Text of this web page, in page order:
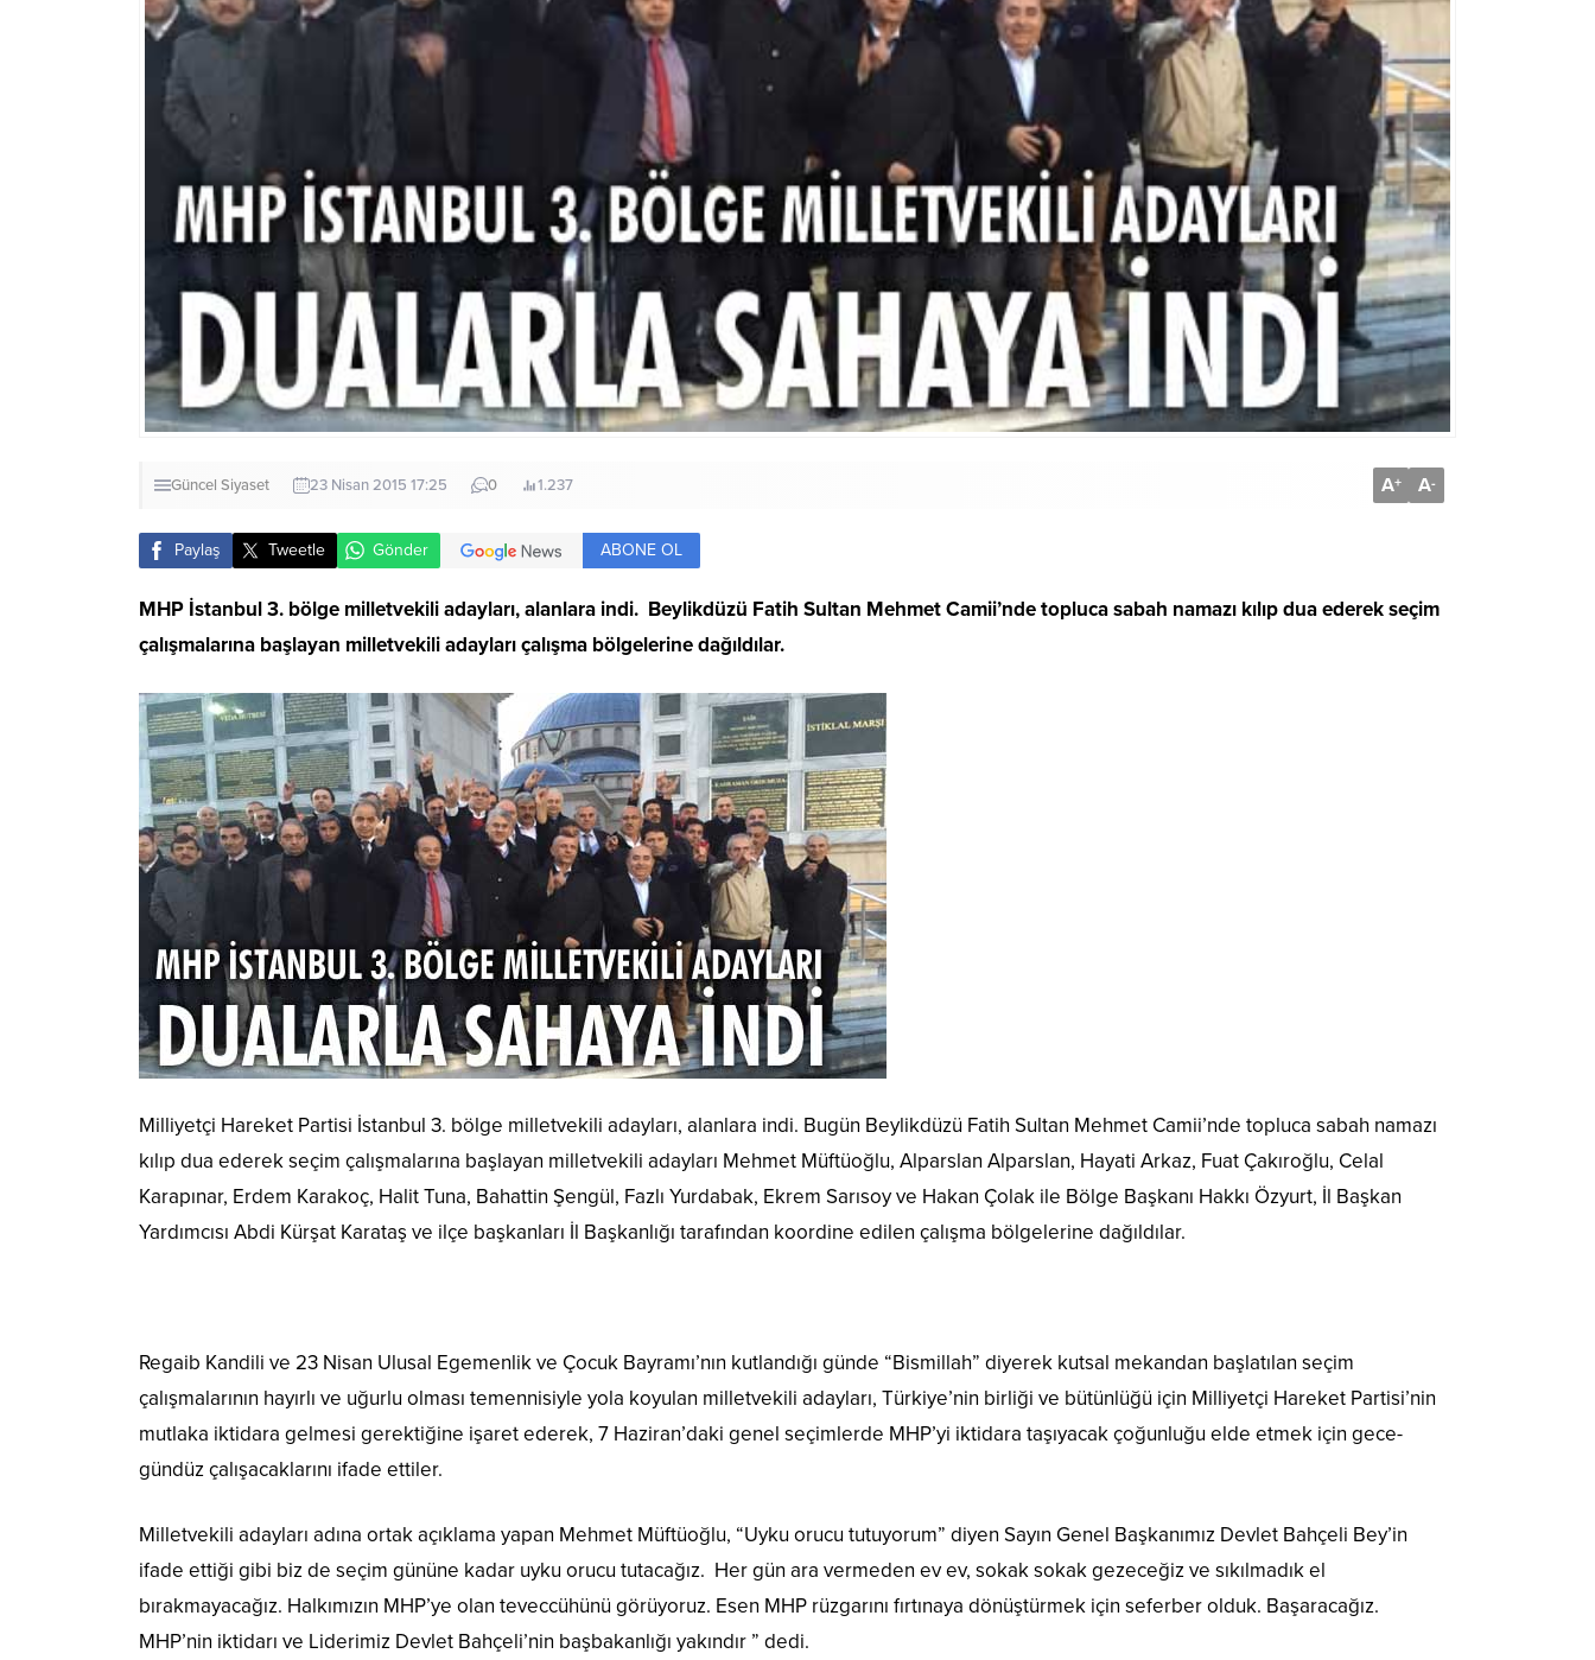
Güncel Siyaset 23 Nisan 2015 17:25 0 1.237 A+ A-
Paylaş Tweetle Gönder ABONE OL
MHP İstanbul 3. bölge milletvekili adayları, alanlara indi. Beylikdüzü Fatih Sultan Mehmet Camii’nde topluca sabah namazı kılıp dua ederek seçim
çalışmalarına başlayan milletvekili adayları çalışma bölgelerine dağıldılar.
Milliyetçi Hareket Partisi İstanbul 3. bölge milletvekili adayları, alanlara indi. Bugün Beylikdüzü Fatih Sultan Mehmet Camii’nde topluca sabah namazı
kılıp dua ederek seçim çalışmalarına başlayan milletvekili adayları Mehmet Müftüoğlu, Alparslan Alparslan, Hayati Arkaz, Fuat Çakıroğlu, Celal
Karapınar, Erdem Karakoç, Halit Tuna, Bahattin Şengül, Fazlı Yurdabak, Ekrem Sarısoy ve Hakan Çolak ile Bölge Başkanı Hakkı Özyurt, İl Başkan
Yardımcısı Abdi Kürşat Karataş ve ilçe başkanları İl Başkanlığı tarafından koordine edilen çalışma bölgelerine dağıldılar.
Regaib Kandili ve 23 Nisan Ulusal Egemenlik ve Çocuk Bayramı’nın kutlandığı günde “Bismillah” diyerek kutsal mekandan başlatılan seçim
çalışmalarının hayırlı ve uğurlu olması temennisiyle yola koyulan milletvekili adayları, Türkiye’nin birliği ve bütünlüğü için Milliyetçi Hareket Partisi’nin
mutlaka iktidara gelmesi gerektiğine işaret ederek, 7 Haziran’daki genel seçimlerde MHP’yi iktidara taşıyacak çoğunluğu elde etmek için gece-
gündüz çalışacaklarını ifade ettiler.
Milletvekili adayları adına ortak açıklama yapan Mehmet Müftüoğlu, “Uyku orucu tutuyorum” diyen Sayın Genel Başkanımız Devlet Bahçeli Bey’in
ifade ettiği gibi biz de seçim gününe kadar uyku orucu tutacağız. Her gün ara vermeden ev ev, sokak sokak gezeceğiz ve sıkılmadık el
bırakmayacağız. Halkımızın MHP’ye olan teveccühünü görüyoruz. Esen MHP rüzgarını fırtınaya dönüştürmek için seferber olduk. Başaracağız.
MHP’nin iktidarı ve Liderimiz Devlet Bahçeli’nin başbakanlığı yakındır ” dedi.